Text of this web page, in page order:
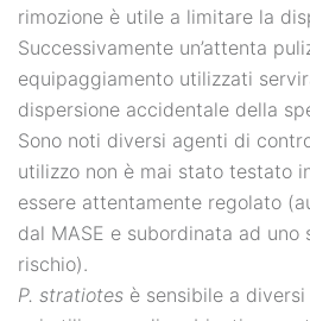
rimozione è utile a limitare la
Successivamente un’attenta
equipaggiamento utilizzati
dispersione accidentale della
Sono noti diversi agenti di
utilizzo non è mai stato testato
essere attentamente regolato
dal MASE e subordinata ad
rischio).
P. stratiotes è sensibile a